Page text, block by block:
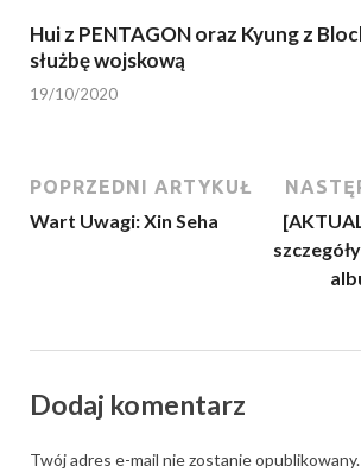
Hui z PENTAGON oraz Kyung z
służbę wojskową
19/10/2020
POPRZEDNI ARTYKUŁ
Wart Uwagi: Xin Seha
Dodaj komentarz
Twój adres e-mail nie zostanie opublikowany.